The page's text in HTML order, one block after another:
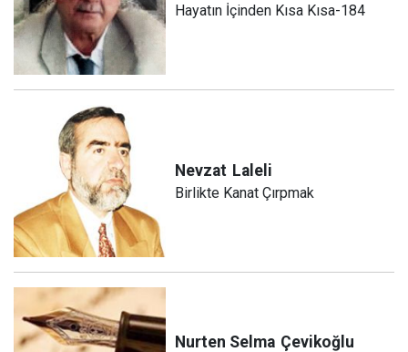
Hayatın İçinden Kısa Kısa-184
Nevzat Laleli
Birlikte Kanat Çırpmak
Nurten Selma Çevikoğlu